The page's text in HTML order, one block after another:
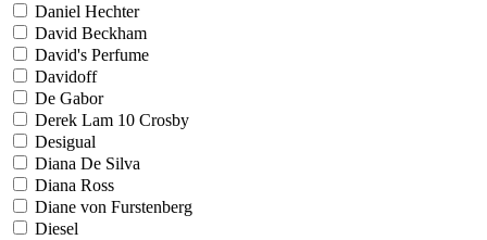
Daniel Hechter
David Beckham
David's Perfume
Davidoff
De Gabor
Derek Lam 10 Crosby
Desigual
Diana De Silva
Diana Ross
Diane von Furstenberg
Diesel